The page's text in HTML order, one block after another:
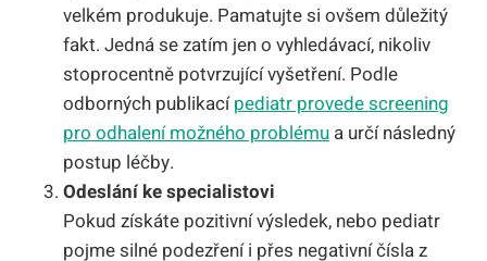
velkém produkuje. Pamatujte si ovšem důležitý
fakt. Jedná se zatím jen o vyhledávací, nikoliv
stoprocentně potvrzující vyšetření. Podle
odborných publikacípediatr provede screening
pro odhalení možného problému a určí následný
postup léčby.
Odeslání ke specialistovi
Pokud získáte pozitivní výsledek, nebo pediatr
pojme silné podezření i přes negativní čísla z